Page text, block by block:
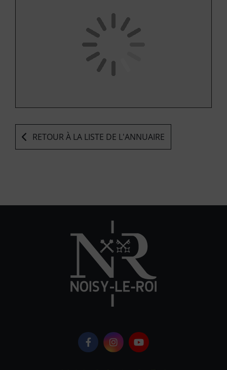
RETOUR À LA LISTE DE L'ANNUAIRE
Logo Facebook
Logo Instagram
Logo Youtube